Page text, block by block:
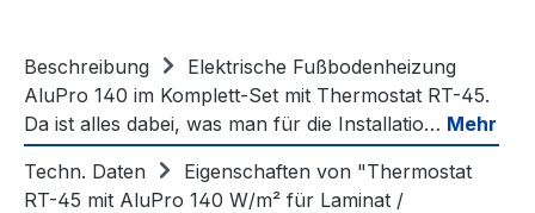
Beschreibung
Elektrische Fußbodenheizung
AluPro 140 im Komplett-Set mit Thermostat RT-45.
Da ist alles dabei, was man für die Installatio… Mehr
Techn. Daten
Eigenschaften von "Thermostat
RT-45 mit AluPro 140 W/m² für Laminat /